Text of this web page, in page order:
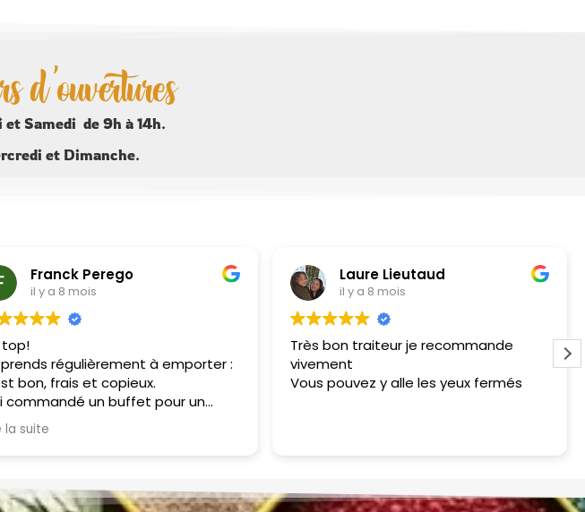
d'ouvertures
Samedi de 9h à 14h.
et Dimanche.
Franck Perego
il y a 8 mois
top!
régulièrement à emporter :
bon, frais et copieux.
commandé un buffet pour un
: tout le monde a
la suite
Laure Lieutaud
il y a 8 mois
Très bon traiteur je recommande
vivement
Vous pouvez y alle les yeux fermés